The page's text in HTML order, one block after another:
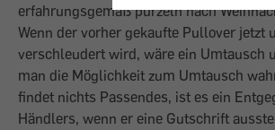
erfahrungsgemäß purzeln nach
Wenn der vorher gekaufte Pullover jetzt
verschleudert wird, wäre ein Umtausch
man die Möglichkeit zum Umtausch
findet nichts Passendes, ist es ein
Händlers, wenn er eine Gutschrift